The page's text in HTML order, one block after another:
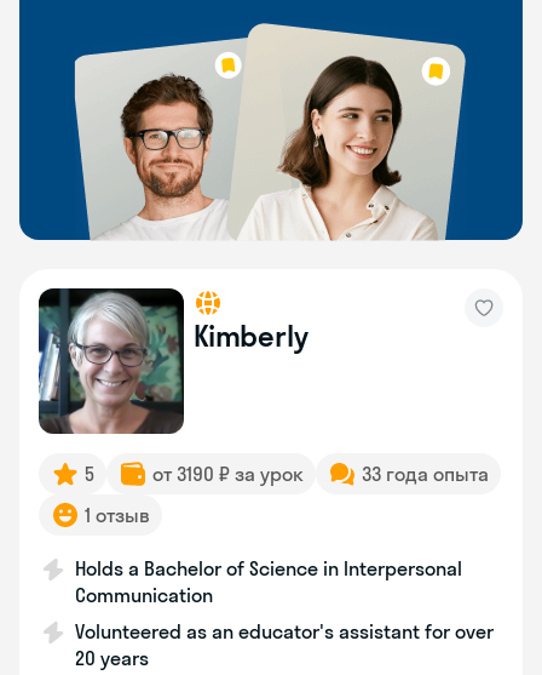
Kimberly
5 от 3190 ₽ за урок
33 года опыта
1 отзыв
Holds a Bachelor of Science in Interpersonal
Communication
Volunteered as an educator's assistant for over
20 years